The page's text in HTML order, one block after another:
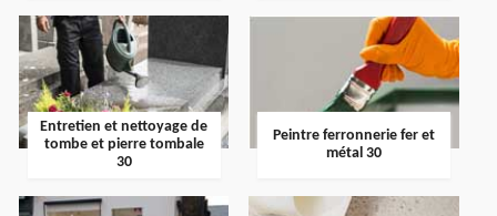
Entretien et nettoyage de
tombe et pierre tombale
30
Peintre ferronnerie fer et
métal 30